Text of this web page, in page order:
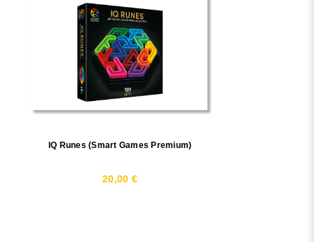
IQ Runes (Smart Games Premium)
20,00 €